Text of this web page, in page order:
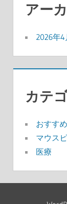
アー
2026年4
カテ
おすすめ
マウス
医療